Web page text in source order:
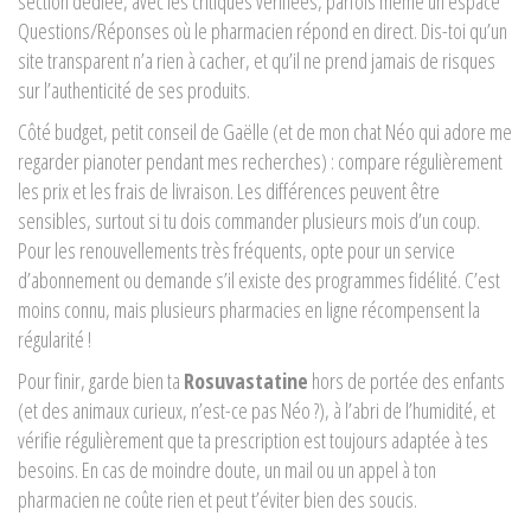
Questions/Réponses où le pharmacien répond en direct. Dis-toi qu’un
site transparent n’a rien à cacher, et qu’il ne prend jamais de risques
sur l’authenticité de ses produits.
Côté budget, petit conseil de Gaëlle (et de mon chat Néo qui adore me
regarder pianoter pendant mes recherches) : compare régulièrement
les prix et les frais de livraison. Les différences peuvent être
sensibles, surtout si tu dois commander plusieurs mois d’un coup.
Pour les renouvellements très fréquents, opte pour un service
d’abonnement ou demande s’il existe des programmes fidélité. C’est
moins connu, mais plusieurs pharmacies en ligne récompensent la
régularité !
Pour finir, garde bien ta Rosuvastatine hors de portée des enfants
(et des animaux curieux, n’est-ce pas Néo ?), à l’abri de l’humidité, et
vérifie régulièrement que ta prescription est toujours adaptée à tes
besoins. En cas de moindre doute, un mail ou un appel à ton
pharmacien ne coûte rien et peut t’éviter bien des soucis.